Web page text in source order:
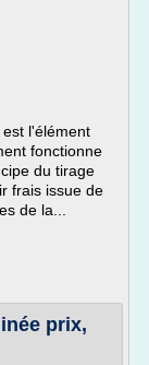
l'élément
fonctionne
du tirage
frais issue de
de la...
prix,